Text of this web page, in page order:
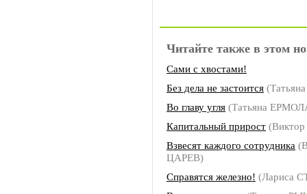
Читайте также в этом
Сами с хвостами!
Без дела не застоится
Во главу угля (Татьяна
Капитальный прирост
Взвесят каждого сотрудника
ЦАРЕВ)
Справятся железно! (Лариса